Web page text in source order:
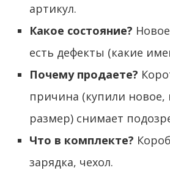
артикул.
Какое состояние?
есть дефекты (какие
Почему продаете?
причина (купили
размер) снимает
Что в комплекте?
зарядка, чехол.